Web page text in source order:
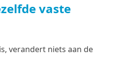
vaste
verandert niets aan de